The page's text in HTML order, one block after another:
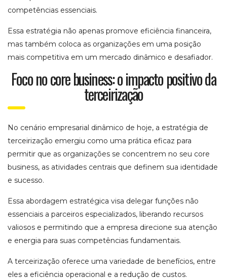
competências essenciais.
Essa estratégia não apenas promove eficiência financeira,
mas também coloca as organizações em uma posição
mais competitiva em um mercado dinâmico e desafiador.
Foco no core business: o impacto positivo da
terceirização
No cenário empresarial dinâmico de hoje, a estratégia de
terceirização emergiu como uma prática eficaz para
permitir que as organizações se concentrem no seu core
business, as atividades centrais que definem sua identidade
e sucesso.
Essa abordagem estratégica visa delegar funções não
essenciais a parceiros especializados, liberando recursos
valiosos e permitindo que a empresa direcione sua atenção
e energia para suas competências fundamentais.
A terceirização oferece uma variedade de benefícios, entre
eles a eficiência operacional e a redução de custos.